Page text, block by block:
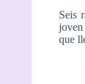
Seis
joven
que